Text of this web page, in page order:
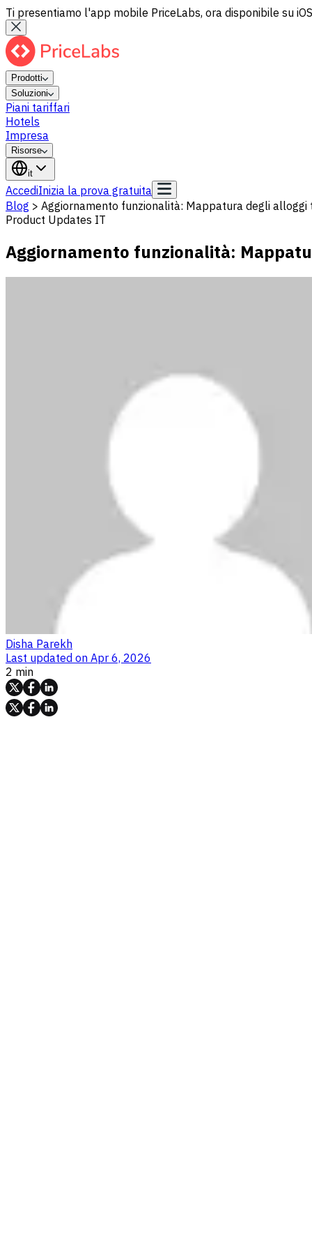
Ti presentiamo l'app mobile PriceLabs, ora disponibile su
Prodotti
Soluzioni
Piani tariffari
Hotels
Impresa
Risorse
it
AccediInizia la prova gratuita
Blog > Aggiornamento funzionalità: Mappatura degli alloggi
Product Updates IT
Aggiornamento funzionalità:
Disha Parekh
Last updated on Apr 6, 2026
2 min